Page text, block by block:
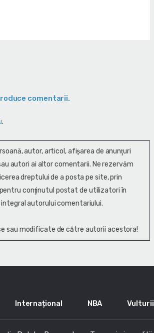
comentarii.
.
autor, articol, afişarea de anunţuri
autori ai altor comentarii. Ne rezervăm
dreptului de a posta pe site, prin
conţinutul postat de utilizatori în
autorului comentariului.
sau modificate de către autorii acestora!
Internațional NBA Vulturii